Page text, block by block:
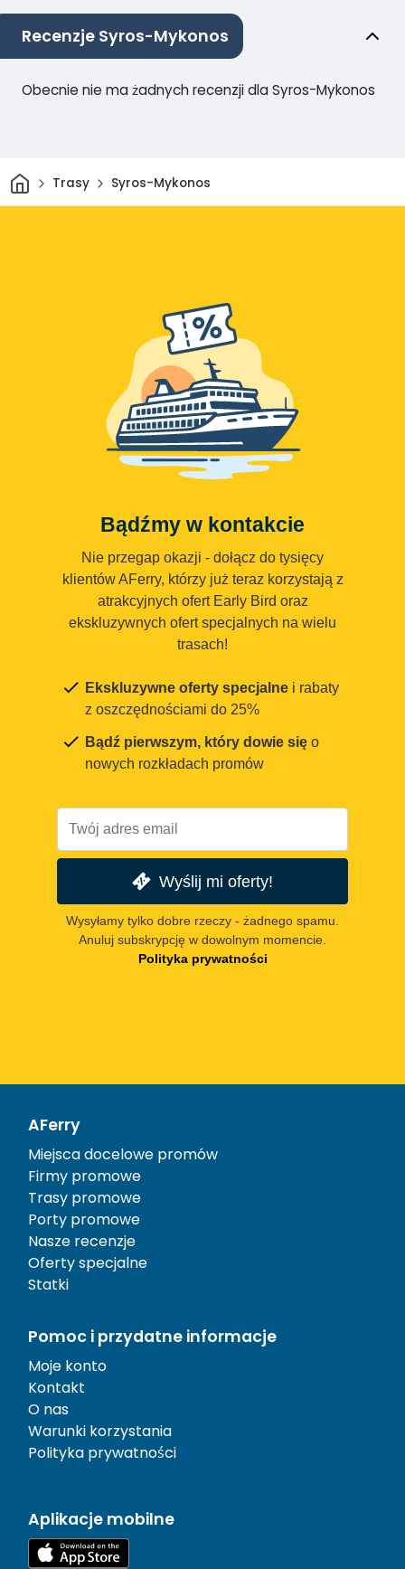
Recenzje Syros-Mykonos
Obecnie nie ma żadnych recenzji dla Syros-Mykonos
DomTrasy Syros-Mykonos
Bądźmy w kontakcie
Nie przegap okazji - dołącz do tysięcy
klientów AFerry, którzy już teraz korzystają z
atrakcyjnych ofert Early Bird oraz
ekskluzywnych ofert specjalnych na wielu
trasach!
Ekskluzywne oferty specjalne i rabaty
z oszczędnościami do 25%
Bądź pierwszym, który dowie się o
nowych rozkładach promów
Wyślij mi oferty!
Wysyłamy tylko dobre rzeczy - żadnego spamu.
Anuluj subskrypcję w dowolnym momencie.
Polityka prywatności
AFerry
Miejsca docelowe promów
Firmy promowe
Trasy promowe
Porty promowe
Nasze recenzje
Oferty specjalne
Statki
Pomoc i przydatne informacje
Moje konto
Kontakt
O nas
Warunki korzystania
Polityka prywatności
Aplikacje mobilne